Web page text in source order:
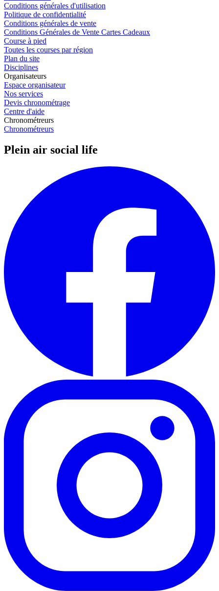
Conditions générales d'utilisation
Politique de confidentialité
Conditions générales de vente
Conditions Générales de Vente Cartes Cadeaux
Course à pied
Toutes les courses par région
Plan du site
Disciplines
Organisateurs
Espace organisateur
Nos services
Devis chronométrage
Centre d'aide
Chronométreurs
Chronométreurs
Plein air social life